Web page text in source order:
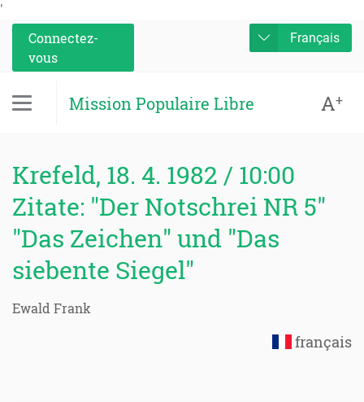
'
Connectez-
vous
Français
Mission Populaire Libre A+
Krefeld, 18. 4. 1982 / 10:00
Zitate: "Der Notschrei NR 5"
"Das Zeichen" und "Das
siebente Siegel"
Ewald Frank
français